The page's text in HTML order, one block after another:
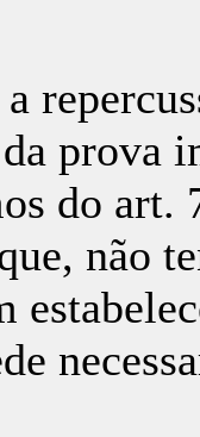
da
do art.
não